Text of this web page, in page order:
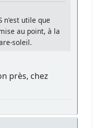
n'est utile que
au point, à la
soleil.
près, chez